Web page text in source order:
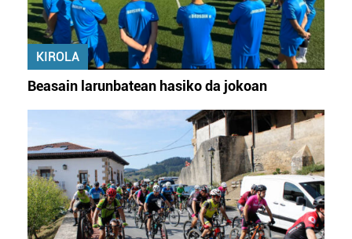
baliatzen gara. Ohar hau onartuz gero, teknologia hori
erabiltzeko baimen esplizitua ematen diguzu.Gehiago
irakurri
KIROLA
Beasain larunbatean hasiko da jokoan